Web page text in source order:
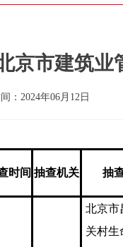
京市建筑
：2024年06月12日
时间 抽查机关 抽
北京市
关村生